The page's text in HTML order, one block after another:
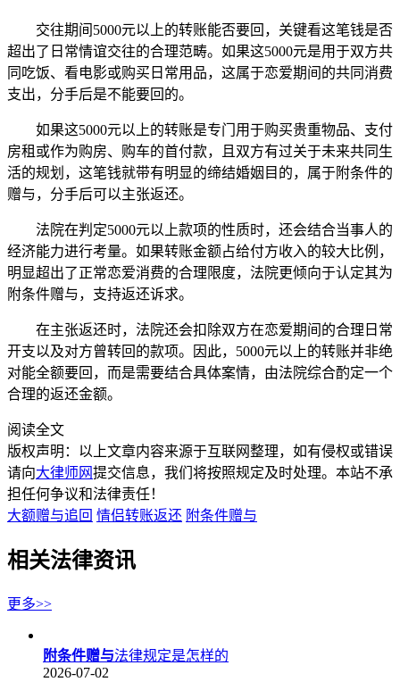
交往期间5000元以上的转账能否要回，关键看这笔钱是否
超出了日常情谊交往的合理范畴。如果这5000元是用于双方共
同吃饭、看电影或购买日常用品，这属于恋爱期间的共同消费
支出，分手后是不能要回的。
如果这5000元以上的转账是专门用于购买贵重物品、支付
房租或作为购房、购车的首付款，且双方有过关于未来共同生
活的规划，这笔钱就带有明显的缔结婚姻目的，属于附条件的
赠与，分手后可以主张返还。
法院在判定5000元以上款项的性质时，还会结合当事人的
经济能力进行考量。如果转账金额占给付方收入的较大比例，
明显超出了正常恋爱消费的合理限度，法院更倾向于认定其为
附条件赠与，支持返还诉求。
在主张返还时，法院还会扣除双方在恋爱期间的合理日常
开支以及对方曾转回的款项。因此，5000元以上的转账并非绝
对能全额要回，而是需要结合具体案情，由法院综合酌定一个
合理的返还金额。
阅读全文
版权声明：以上文章内容来源于互联网整理，如有侵权或错误
请向大律师网提交信息，我们将按照规定及时处理。本站不承
担任何争议和法律责任！
大额赠与追回 情侣转账返还 附条件赠与
相关法律资讯
更多>>
附条件赠与法律规定是怎样的
2026-07-02